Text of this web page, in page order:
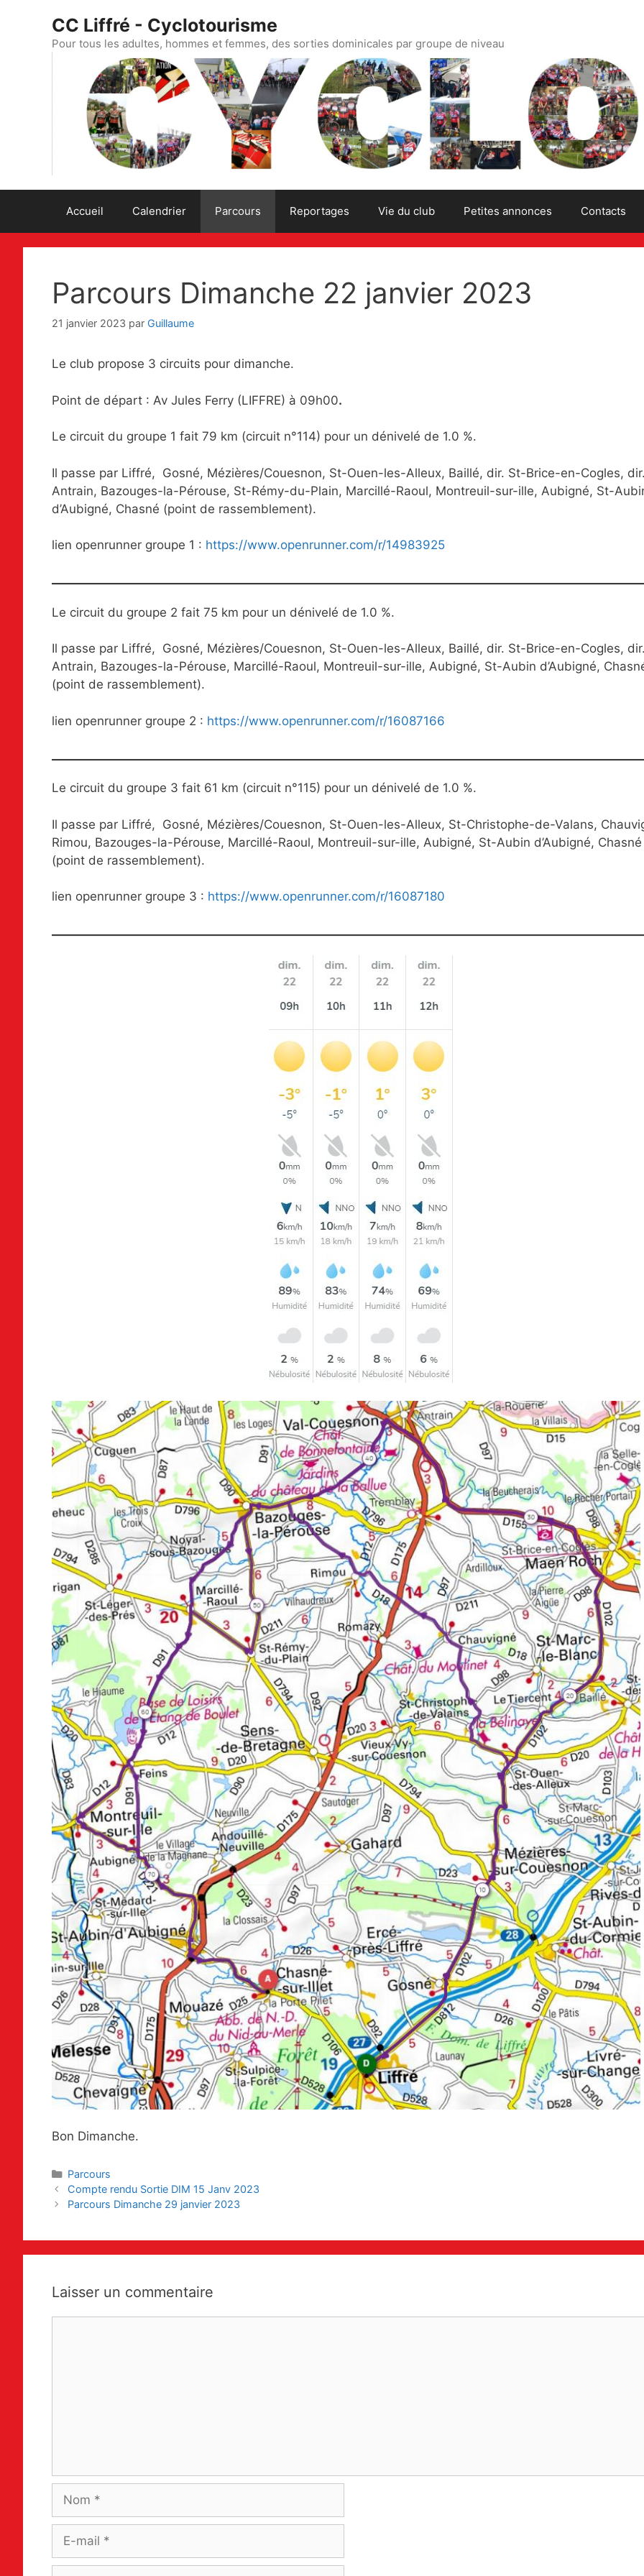
CC Liffré - Cyclotourisme
Pour tous les adultes, hommes et femmes, des sorties dominicales par groupe de niveau
Accueil Calendrier Parcours Reportages Vie du club Petites annonces Contacts
Parcours Dimanche 22 janvier 2023
21 janvier 2023 par Guillaume
Le club propose 3 circuits pour dimanche.
Point de départ : Av Jules Ferry (LIFFRE) à 09h00.
Le circuit du groupe 1 fait 79 km (circuit n°114) pour un dénivelé de 1.0 %.
Il passe par Liffré, Gosné, Mézières/Couesnon, St-Ouen-les-Alleux, Baillé, dir. St-Brice-en-Cogles, dir.
Antrain, Bazouges-la-Pérouse, St-Rémy-du-Plain, Marcillé-Raoul, Montreuil-sur-ille, Aubigné, St-
d’Aubigné, Chasné (point de rassemblement).
lien openrunner groupe 1 : https://www.openrunner.com/r/14983925
Le circuit du groupe 2 fait 75 km pour un dénivelé de 1.0 %.
Il passe par Liffré, Gosné, Mézières/Couesnon, St-Ouen-les-Alleux, Baillé, dir. St-Brice-en-Cogles, dir.
Antrain, Bazouges-la-Pérouse, Marcillé-Raoul, Montreuil-sur-ille, Aubigné, St-Aubin d’Aubigné,
(point de rassemblement).
lien openrunner groupe 2 : https://www.openrunner.com/r/16087166
Le circuit du groupe 3 fait 61 km (circuit n°115) pour un dénivelé de 1.0 %.
Il passe par Liffré, Gosné, Mézières/Couesnon, St-Ouen-les-Alleux, St-Christophe-de-Valans,
Rimou, Bazouges-la-Pérouse, Marcillé-Raoul, Montreuil-sur-ille, Aubigné, St-Aubin d’Aubigné, Chasné
(point de rassemblement).
lien openrunner groupe 3 : https://www.openrunner.com/r/16087180
Bon Dimanche.
Catégories
Parcours
Navigation
des
Compte rendu Sortie DIM 15 Janv 2023
Parcours Dimanche 29 janvier 2023
Laisser un commentaire
Nom